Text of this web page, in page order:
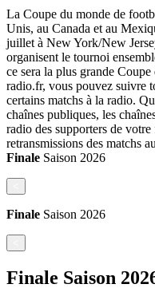
La Coupe du monde de
Unis, au Canada et au
juillet à New York/New
organisent le tournoi
ce sera la plus grande
radio.fr, vous pouvez suivre
certains matchs à la radio.
chaînes publiques, les
radio des supporters de
retransmissions des matchs
Finale Saison 2026
Finale Saison 2026
Finale Saison